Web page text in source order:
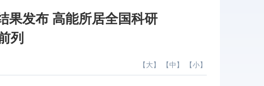
果发布 高能所居全国科研
列
【 大 】 【中 】 【小】